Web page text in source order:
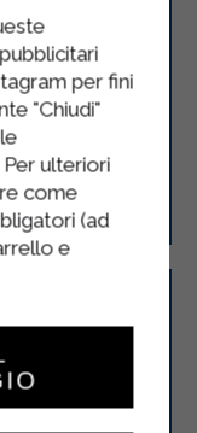
salsa di
per fini
"Chiudi"
ulteriori
come
(ad
e